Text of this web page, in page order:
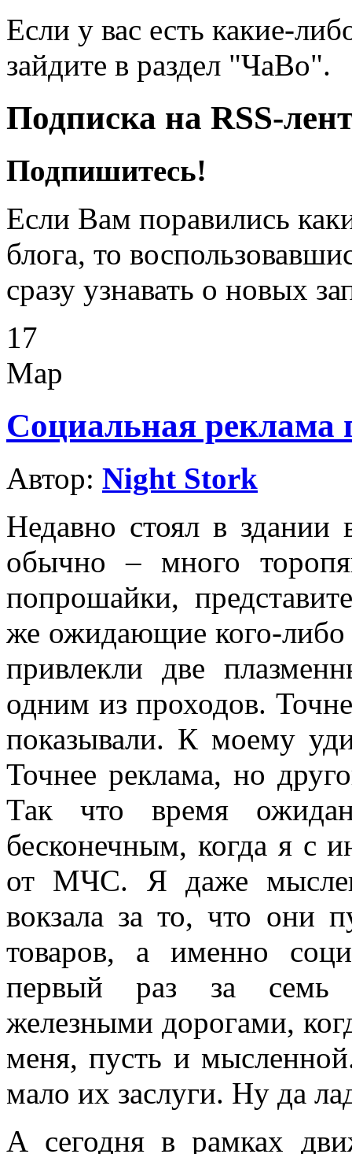
Если у вас есть какие-
зайдите в раздел "ЧаВо".
Подписка на RSS-
Подпишитесь!
Если Вам поравились
блога, то
сразу узнавать о новых
17
Мар
Социальная реклама
Автор: Night Stork
Недавно стоял в здании
обычно – много
попрошайки,
же ожидающие кого-
привлекли две
одним из проходов.
показывали. К моему
Точнее реклама, но
Так что время
бесконечным, когда я с
от МЧС. Я даже
вокзала за то, что они
товаров, а именно
первый раз за семь
железными дорогами,
меня, пусть и
мало их заслуги. Ну да
А сегодня в рамках